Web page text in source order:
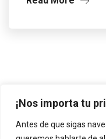
¡Nos importa tu
Antes de que sigas